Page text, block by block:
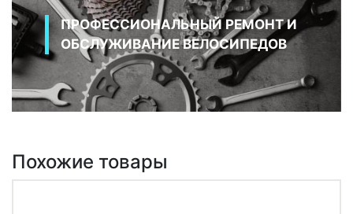
ПРОФЕССИОНАЛЬНЫЙ РЕМОНТ И
ОБСЛУЖИВАНИЕ ВЕЛОСИПЕДОВ
Похожие товары